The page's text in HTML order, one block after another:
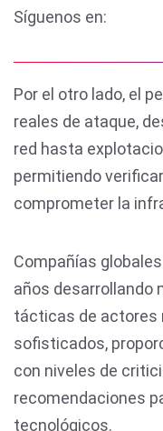
Síguenos en:
Por el otro lado, el
reales de ataque,
red hasta
permitiendo
comprometer la
Compañías
años desarrollando
tácticas de actores
sofisticados,
con niveles de
recomendaciones
tecnológicos.